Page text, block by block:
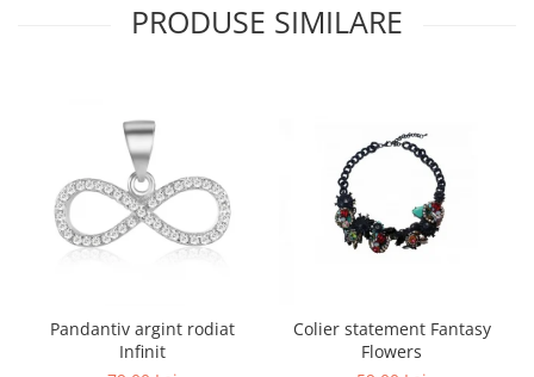
PRODUSE SIMILARE
Pandantiv argint rodiat
Infinit
Colier statement Fantasy
Flowers